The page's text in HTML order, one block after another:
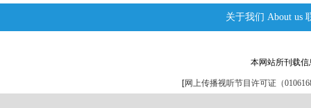
关于我们 About us
本网站所刊载
[网上传播视听节目许可证（